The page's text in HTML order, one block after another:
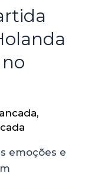
,
emoções e